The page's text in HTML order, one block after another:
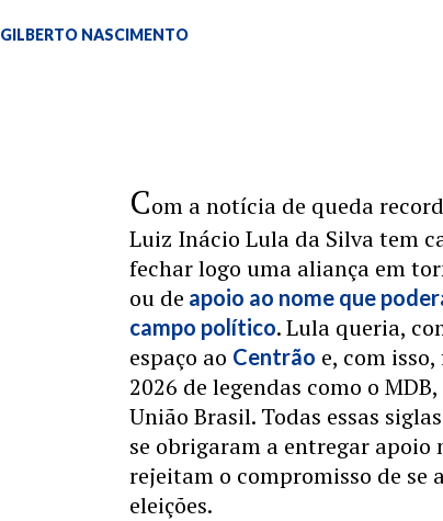
GILBERTO NASCIMENTO
Com a notícia de queda
Luiz Inácio Lula da Silva tem
fechar logo uma aliança em
ou de apoio ao nome que
campo político. Lula queria,
espaço ao Centrão e, com
2026 de legendas como o
União Brasil. Todas essas
se obrigaram a entregar apoio
rejeitam o compromisso de se
eleições.